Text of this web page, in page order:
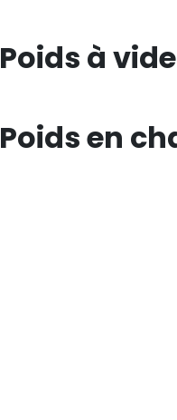
Poids à vide
Poids en